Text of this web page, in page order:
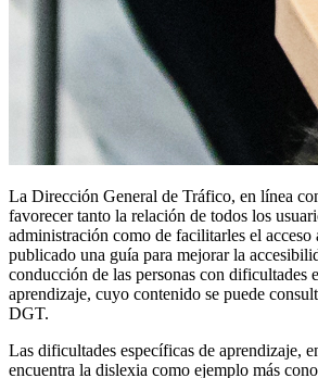
La Dirección General de Tráfico, en línea
favorecer tanto la relación de todos los
administración como de facilitarles el
publicado una guía para mejorar la
conducción de las personas con dificultades
aprendizaje, cuyo contenido se puede
DGT.
Las dificultades específicas de aprendizaje,
encuentra la dislexia como ejemplo más